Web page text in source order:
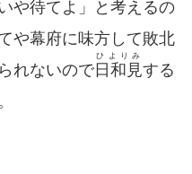
や待てよ」と考えるの
や幕府に味方して敗北
れないので日和見
ひよりみ
する